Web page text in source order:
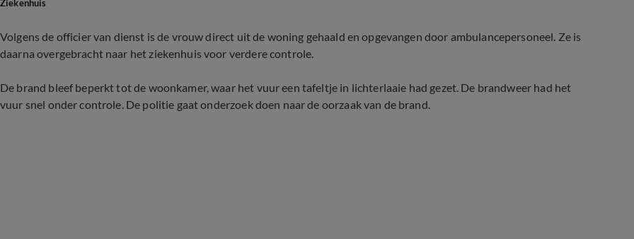
Ziekenhuis
Volgens de officier van dienst is de vrouw direct uit de woning gehaald en opgevangen door ambulancepersoneel. Ze is
daarna overgebracht naar het ziekenhuis voor verdere controle.
De brand bleef beperkt tot de woonkamer, waar het vuur een tafeltje in lichterlaaie had gezet. De brandweer had het
vuur snel onder controle. De politie gaat onderzoek doen naar de oorzaak van de brand.